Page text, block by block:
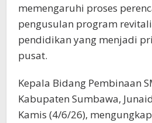
memengaruhi proses
pengusulan program
pendidikan yang menjadi
pusat.
Kepala Bidang Pembinaan
Kabupaten Sumbawa,
Kamis (4/6/26),